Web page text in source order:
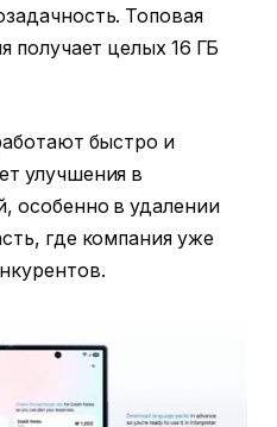
Топовая
получает целых 16 ГБ
быстро и
улучшения в
особенно в удалении
где компания уже